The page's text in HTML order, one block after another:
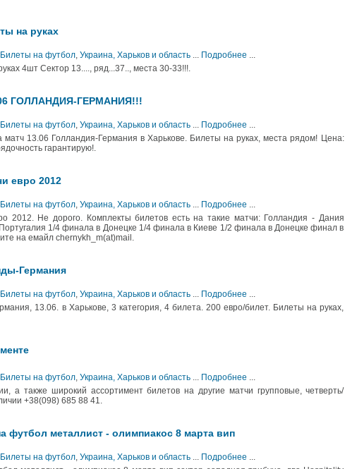
на руках
на футбол, Украина, Харьков и область ... Подробнее ...
4шт Сектор 13...., ряд...37.., места 30-33!!!.
ГОЛЛАНДИЯ-ГЕРМАНИЯ!!!
на футбол, Украина, Харьков и область ... Подробнее ...
матч 13.06 Голландия-Германия в Харькове. Билеты на руках, места рядом! Цена:
гарантирую!.
евро 2012
на футбол, Украина, Харьков и область ... Подробнее ...
2012. Не дорого. Комплекты билетов есть на такие матчи: Голландия - Дания
1/4 финала в Донецке 1/4 финала в Киеве 1/2 финала в Донецке финал в
на емайл chernykh_m(at)mail.
Германия
на футбол, Украина, Харьков и область ... Подробнее ...
13.06. в Харькове, 3 категория, 4 билета. 200 евро/билет. Билеты на руках,
на футбол, Украина, Харьков и область ... Подробнее ...
а также широкий ассортимент билетов на другие матчи групповые, четверть/
+38(098) 685 88 41.
футбол металлист - олимпиакос 8 марта вип
на футбол, Украина, Харьков и область ... Подробнее ...